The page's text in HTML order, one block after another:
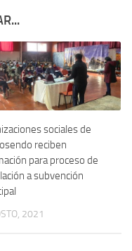
sociales de
reciben
para proceso de
a subvención
2021